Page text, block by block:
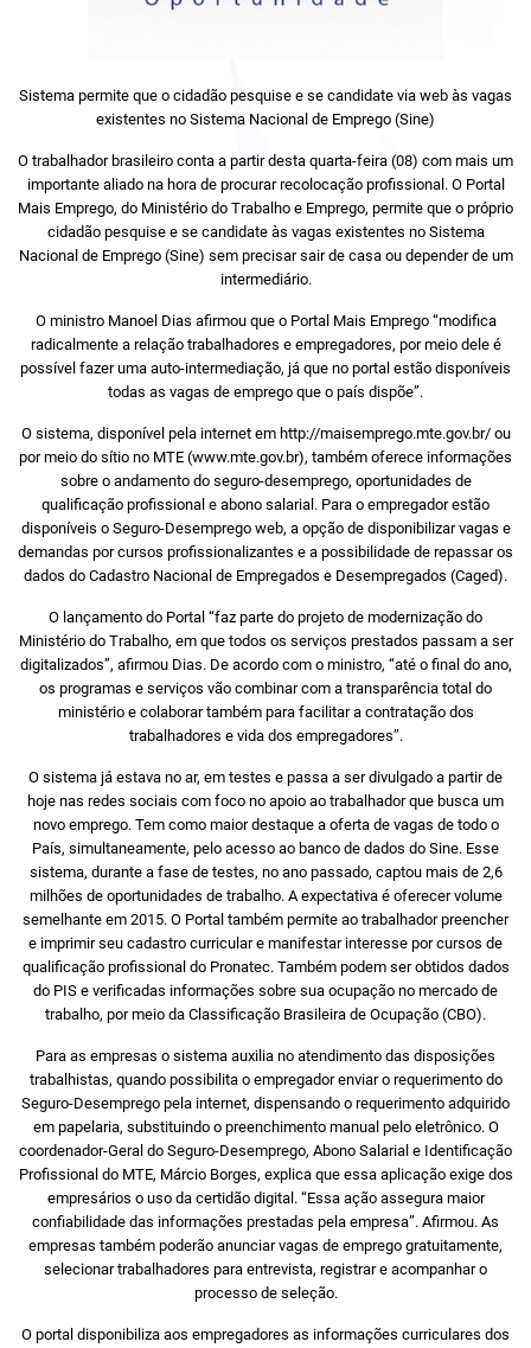
Sistema permite que o cidadão pesquise e se candidate via web às vagas
existentes no Sistema Nacional de Emprego (Sine)
O trabalhador brasileiro conta a partir desta quarta-feira (08) com mais um
importante aliado na hora de procurar recolocação profissional. O Portal
Mais Emprego, do Ministério do Trabalho e Emprego, permite que o próprio
cidadão pesquise e se candidate às vagas existentes no Sistema
Nacional de Emprego (Sine) sem precisar sair de casa ou depender de um
intermediário.
O ministro Manoel Dias afirmou que o Portal Mais Emprego “modifica
radicalmente a relação trabalhadores e empregadores, por meio dele é
possível fazer uma auto-intermediação, já que no portal estão disponíveis
todas as vagas de emprego que o país dispõe”.
O sistema, disponível pela internet em http://maisemprego.mte.gov.br/ ou
por meio do sítio no MTE (www.mte.gov.br), também oferece informações
sobre o andamento do seguro-desemprego, oportunidades de
qualificação profissional e abono salarial. Para o empregador estão
disponíveis o Seguro-Desemprego web, a opção de disponibilizar vagas e
demandas por cursos profissionalizantes e a possibilidade de repassar os
dados do Cadastro Nacional de Empregados e Desempregados (Caged).
O lançamento do Portal “faz parte do projeto de modernização do
Ministério do Trabalho, em que todos os serviços prestados passam a ser
digitalizados”, afirmou Dias. De acordo com o ministro, “até o final do ano,
os programas e serviços vão combinar com a transparência total do
ministério e colaborar também para facilitar a contratação dos
trabalhadores e vida dos empregadores”.
O sistema já estava no ar, em testes e passa a ser divulgado a partir de
hoje nas redes sociais com foco no apoio ao trabalhador que busca um
novo emprego. Tem como maior destaque a oferta de vagas de todo o
País, simultaneamente, pelo acesso ao banco de dados do Sine. Esse
sistema, durante a fase de testes, no ano passado, captou mais de 2,6
milhões de oportunidades de trabalho. A expectativa é oferecer volume
semelhante em 2015. O Portal também permite ao trabalhador preencher
e imprimir seu cadastro curricular e manifestar interesse por cursos de
qualificação profissional do Pronatec. Também podem ser obtidos dados
do PIS e verificadas informações sobre sua ocupação no mercado de
trabalho, por meio da Classificação Brasileira de Ocupação (CBO).
Para as empresas o sistema auxilia no atendimento das disposições
trabalhistas, quando possibilita o empregador enviar o requerimento do
Seguro-Desemprego pela internet, dispensando o requerimento adquirido
em papelaria, substituindo o preenchimento manual pelo eletrônico. O
coordenador-Geral do Seguro-Desemprego, Abono Salarial e Identificação
Profissional do MTE, Márcio Borges, explica que essa aplicação exige dos
empresários o uso da certidão digital. “Essa ação assegura maior
confiabilidade das informações prestadas pela empresa”. Afirmou. As
empresas também poderão anunciar vagas de emprego gratuitamente,
selecionar trabalhadores para entrevista, registrar e acompanhar o
processo de seleção.
O portal disponibiliza aos empregadores as informações curriculares dos